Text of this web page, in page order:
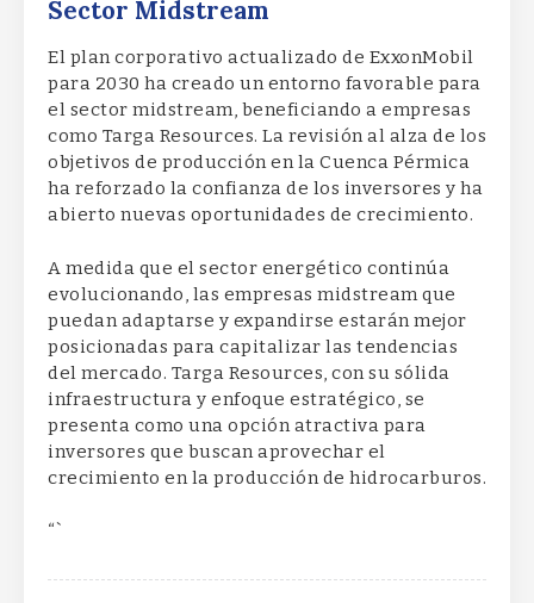
Sector Midstream
El plan corporativo actualizado de ExxonMobil
para 2030 ha creado un entorno favorable para
el sector midstream, beneficiando a empresas
como Targa Resources. La revisión al alza de los
objetivos de producción en la Cuenca Pérmica
ha reforzado la confianza de los inversores y ha
abierto nuevas oportunidades de crecimiento.
A medida que el sector energético continúa
evolucionando, las empresas midstream que
puedan adaptarse y expandirse estarán mejor
posicionadas para capitalizar las tendencias
del mercado. Targa Resources, con su sólida
infraestructura y enfoque estratégico, se
presenta como una opción atractiva para
inversores que buscan aprovechar el
crecimiento en la producción de hidrocarburos.
“`